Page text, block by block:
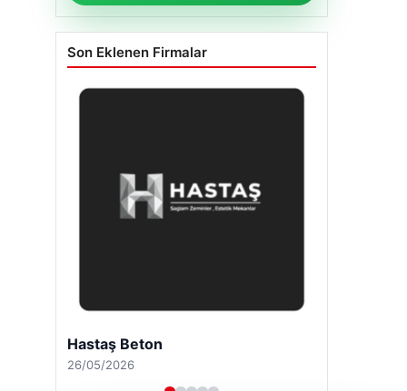
Son Eklenen Firmalar
Hastaş Beton
26/05/2026